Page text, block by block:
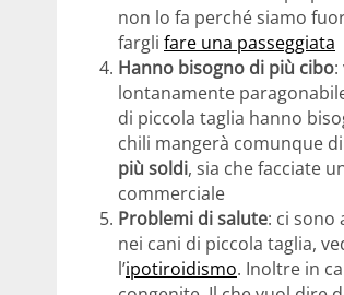
non lo fa perché siamo
fargli fare una passeggiata
Hanno bisogno di più cibo
lontanamente
di piccola taglia hanno
chili mangerà comunque
più soldi, sia che facciate
commerciale
Problemi di salute: ci sono
nei cani di piccola taglia,
l’ipotiroidismo. Inoltre in